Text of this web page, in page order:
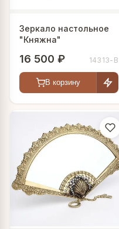
Зеркало настольное
"Княжна"
16 500 ₽ 14313-В
В корзину